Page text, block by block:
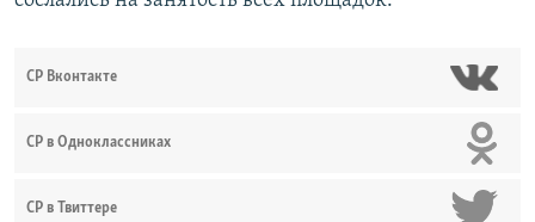
СР Вконтакте
СР в Одноклассниках
СР в Твиттере